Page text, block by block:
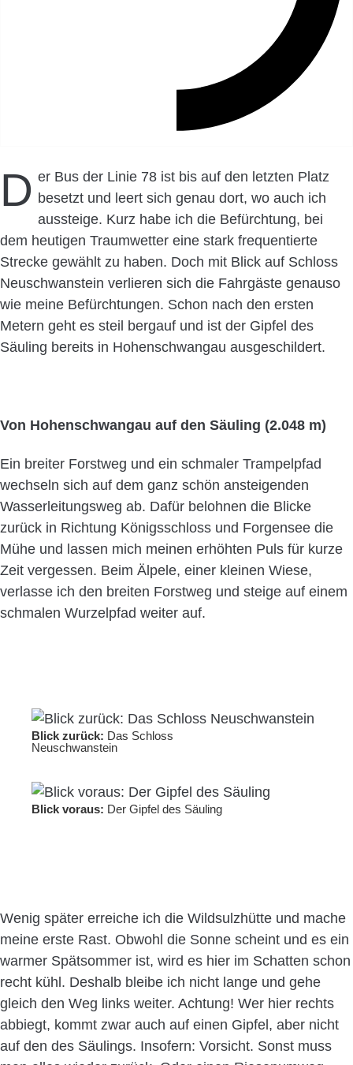
D er Bus der Linie 78 ist bis auf den letzten Platz
besetzt und leert sich genau dort, wo auch ich
aussteige. Kurz habe ich die Befürchtung, bei
dem heutigen Traumwetter eine stark frequentierte
Strecke gewählt zu haben. Doch mit Blick auf Schloss
Neuschwanstein verlieren sich die Fahrgäste genauso
wie meine Befürchtungen. Schon nach den ersten
Metern geht es steil bergauf und ist der Gipfel des
Säuling bereits in Hohenschwangau ausgeschildert.
Von Hohenschwangau auf den Säuling (2.048 m)
Ein breiter Forstweg und ein schmaler Trampelpfad
wechseln sich auf dem ganz schön ansteigenden
Wasserleitungsweg ab. Dafür belohnen die Blicke
zurück in Richtung Königsschloss und Forgensee die
Mühe und lassen mich meinen erhöhten Puls für kurze
Zeit vergessen. Beim Älpele, einer kleinen Wiese,
verlasse ich den breiten Forstweg und steige auf einem
schmalen Wurzelpfad weiter auf.
Blick zurück: Das Schloss
Neuschwanstein
Blick voraus: Der Gipfel des Säuling
Wenig später erreiche ich die Wildsulzhütte und mache
meine erste Rast. Obwohl die Sonne scheint und es ein
warmer Spätsommer ist, wird es hier im Schatten schon
recht kühl. Deshalb bleibe ich nicht lange und gehe
gleich den Weg links weiter. Achtung! Wer hier rechts
abbiegt, kommt zwar auch auf einen Gipfel, aber nicht
auf den des Säulings. Insofern: Vorsicht. Sonst muss